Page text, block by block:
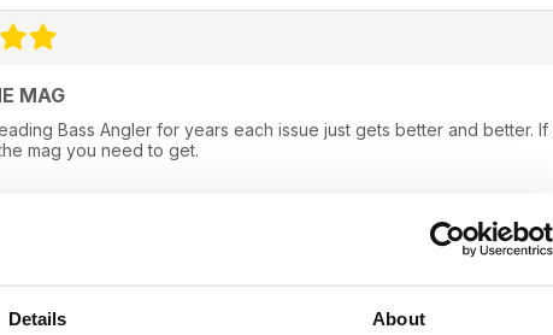
Details About
MAG
Bass Angler for years each issue just gets better and better.
mag you need to get.